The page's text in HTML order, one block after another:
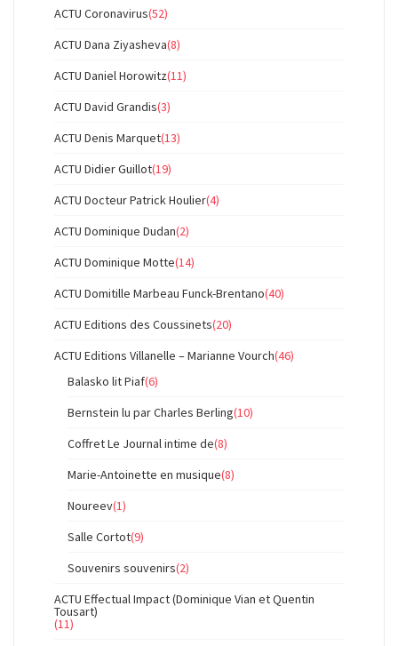
ACTU Coronavirus(52)
ACTU Dana Ziyasheva(8)
ACTU Daniel Horowitz(11)
ACTU David Grandis(3)
ACTU Denis Marquet(13)
ACTU Didier Guillot(19)
ACTU Docteur Patrick Houlier(4)
ACTU Dominique Dudan(2)
ACTU Dominique Motte(14)
ACTU Domitille Marbeau Funck-Brentano(40)
ACTU Editions des Coussinets(20)
ACTU Editions Villanelle – Marianne Vourch(46)
Balasko lit Piaf(6)
Bernstein lu par Charles Berling(10)
Coffret Le Journal intime de(8)
Marie-Antoinette en musique(8)
Noureev(1)
Salle Cortot(9)
Souvenirs souvenirs(2)
ACTU Effectual Impact (Dominique Vian et Quentin
Tousart)
(11)